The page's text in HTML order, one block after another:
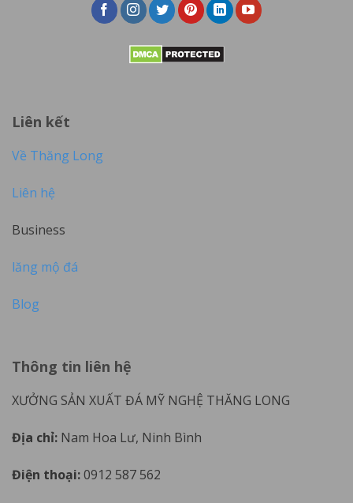
Liên kết
Về Thăng Long
Liên hệ
Business
lăng mộ đá
Blog
Thông tin liên hệ
XƯỞNG SẢN XUẤT ĐÁ MỸ NGHỆ THĂNG LONG
Địa chỉ: Nam Hoa Lư, Ninh Bình
Điện thoại:0912 587 562